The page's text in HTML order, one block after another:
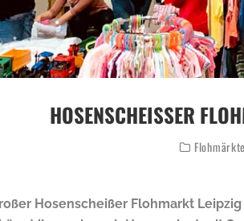
HOSENSCHEISSER
Flohmärkte
roßer Hosenscheißer Flohmarkt